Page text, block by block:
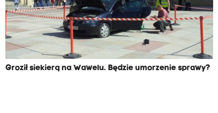
Groził siekierą na Wawelu. Będzie umorzenie sprawy?